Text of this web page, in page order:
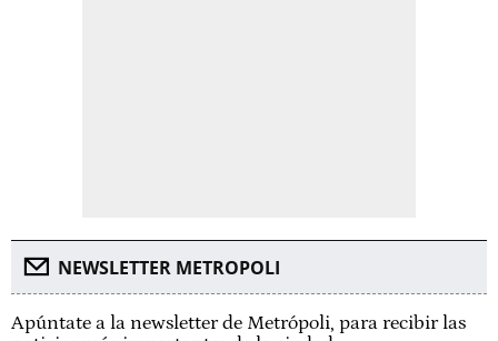
NEWSLETTER METROPOLI
Apúntate a la newsletter de Metrópoli, para recibir las